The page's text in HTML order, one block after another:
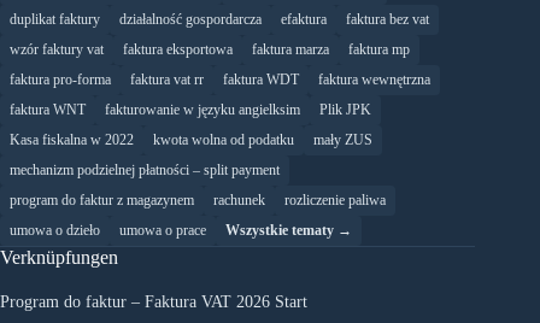
duplikat faktury
działalność gospordarcza efaktura
faktura bez vat
wzór faktury vat
faktura eksportowa faktura marza
faktura mp
faktura pro-forma
faktura vat rr faktura WDT
faktura wewnętrzna
faktura WNT
fakturowanie w języku angielksim
Plik JPK
Kasa fiskalna w 2022
kwota wolna od podatku
mały ZUS
mechanizm podzielnej płatności – split payment
program do faktur z magazynem
rachunek
rozliczenie paliwa
umowa o dzieło
umowa o prace Wszystkie tematy →
Verknüpfungen
Program do faktur – Faktura VAT 2026 Start